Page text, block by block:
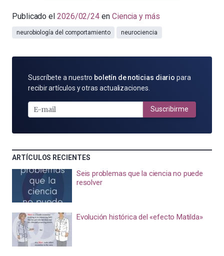
Publicado el 2026/02/24 en Ciencia y más
neurobiología del comportamiento neurociencia
SUSCRÍBETE
POR
MAIL
Suscríbete a nuestro boletín de noticias diario para
recibir artículos y otras actualizaciones.
Suscribirme
ARTÍCULOS RECIENTES
Seis problemas que la ciencia no puede
resolver
Evolución histórica del «efecto Matilda»